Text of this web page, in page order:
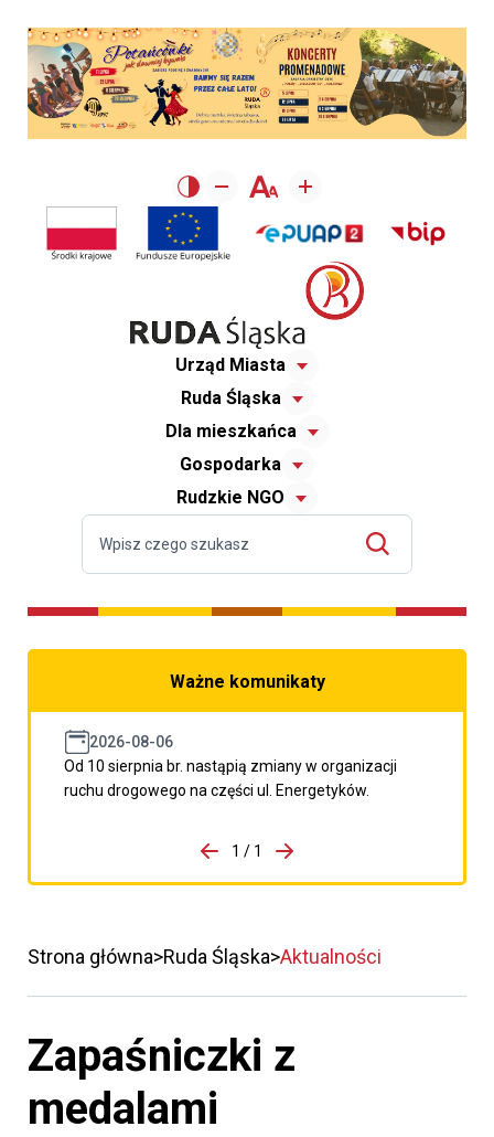
Urząd Miasta
Ruda Śląska
Dla mieszkańca
Gospodarka
Rudzkie NGO
Ważne komunikaty
2026-08-06
Od 10 sierpnia br. nastąpią zmiany w organizacji
ruchu drogowego na części ul. Energetyków.
porzpedniego komunikatu
1 / 1
Przejdź do następnego
Strona główna Ruda Śląska Aktualności
Zapaśniczki z
medalami